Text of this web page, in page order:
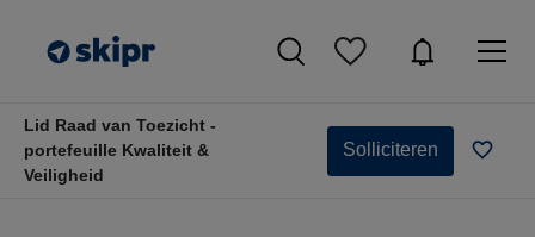
Lid Raad van Toezicht -
portefeuille Kwaliteit &
Veiligheid
Solliciteren